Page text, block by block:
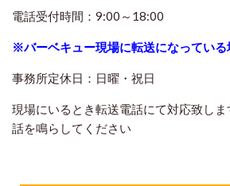
電話受付時間：9:00～18:00
※バーベキュー現場に転送になっている
事務所定休日：日曜・祝日
現場にいるとき転送電話にて対応致しま
話を鳴らしてください